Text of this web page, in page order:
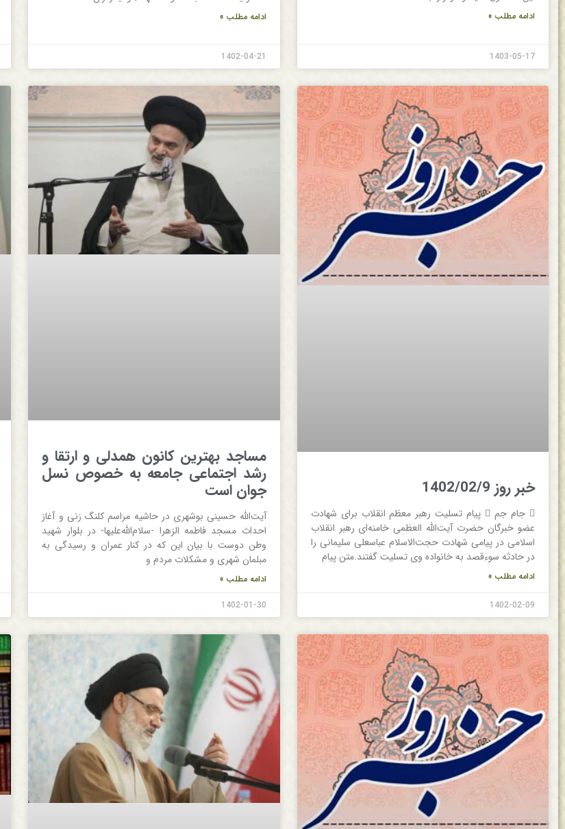
ادامه مطلب »
1403-05-17
ادامه مطلب »
1402-04-21
خبر روز 1402/02/9
 جام جم  پیام تسلیت رهبر معظم انقلاب برای شهادت
عضو خبرگان حضرت آیت‌الله العظمی خامنه‌ای رهبر انقلاب
اسلامی در پیامی شهادت حجت‌الاسلام‌ عباسعلی سلیمانی را
در حادثه سوء‌قصد به خانواده وی تسلیت گفتند.متن پیام
ادامه مطلب »
1402-02-09
مساجد بهترین کانون همدلی و ارتقا و
رشد اجتماعی جامعه به خصوص نسل
جوان است
آیت‌الله حسینی بوشهری در حاشیه مراسم کلنگ زنی و آغاز
احداث مسجد فاطمه الزهرا -سلام‌الله‌علیها- در بلوار شهید
وطن دوست با بیان این که در کنار عمران و رسیدگی به
مبلمان شهری و مشکلات مردم و
ادامه مطلب »
1402-01-30